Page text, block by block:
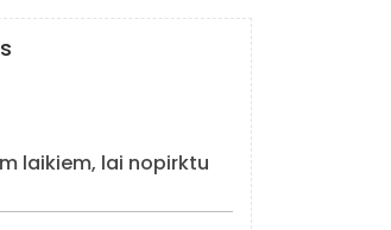
laikiem, lai nopirktu